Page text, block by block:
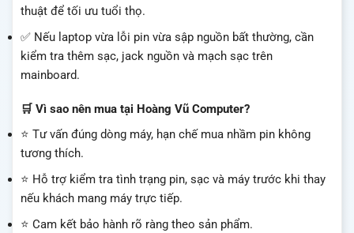
thuật để tối ưu tuổi thọ.
✅ Nếu laptop vừa lỗi pin vừa sập nguồn bất thường, cần
kiểm tra thêm sạc, jack nguồn và mạch sạc trên
mainboard.
🛒 Vì sao nên mua tại Hoàng Vũ Computer?
⭐ Tư vấn đúng dòng máy, hạn chế mua nhầm pin không
tương thích.
⭐ Hỗ trợ kiểm tra tình trạng pin, sạc và máy trước khi thay
nếu khách mang máy trực tiếp.
⭐ Cam kết bảo hành rõ ràng theo sản phẩm.